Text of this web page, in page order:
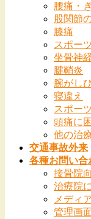
腰痛・
股関節
膝痛
スポー
坐骨神
腱鞘炎
腕がし
寝違え
スポー
頭痛に
他の治
交通事故外来
各種お問い合
接骨院
治療院
メディ
管理画